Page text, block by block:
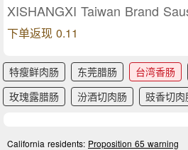
XISHANGXI Taiwan Brand
下单返现 0.11
特瘦鲜肉肠 东莞腊肠 台湾香肠
玫瑰露腊肠
汾酒切肉肠 豉香切肉
California residents: Proposition 65 warning